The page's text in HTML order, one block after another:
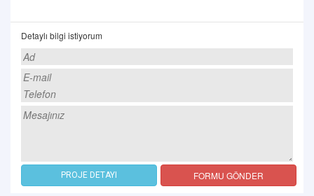
Detaylı bilgi istiyorum
PROJE DETAYI FORMU GÖNDER